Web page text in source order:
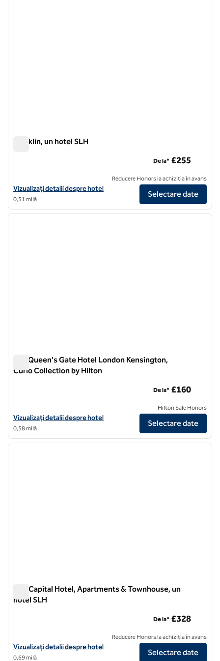
Franklin, un hotel SLH
Vizualizați detaliile hotelului pentru Franklin, un hotel SLH
Vizualizați detalii despre hotel
0,51 milă
De la* £255
Reducere Honors la achiziția în avans
Selectare date
1/12
1 din 12
100 Queen's Gate Hotel London Kensington,
Curio Collection by Hilton
Vizualizați detaliile hotelului pentru 100 Queen's Gate Hotel
Vizualizați detalii despre hotel
0,58 milă
De la* £160
Hilton Sale Honors
Selectare date
1/12
1 din 12
The Capital Hotel, Apartments & Townhouse, un
hotel SLH
Vizualizați detaliile hotelului pentru The Capital Hotel, Apartments
Vizualizați detalii despre hotel
0,69 milă
De la* £328
Reducere Honors la achiziția în avans
Selectare date